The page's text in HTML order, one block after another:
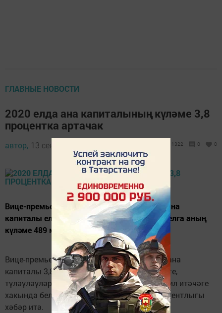
ГЛАВНЫЕ НОВОСТИ
2020 елда ана капиталының күләме 3,8
процентка артачак
автор, 13 сентябрь 2019 - 14:24 1322 0 0
Вице-премьер Татьяна Голикова әйтүенчә, ана
капиталы ел саен арттырылачак һәм 2021 елга аның
күләме 489 мең сумга җитәчәк.
Вице-премьер Татьяна Голикова 2020 елда ана
капиталы 3,8 процентка индексацияләнәчәге,
түләүләүләрнең күләме 466,6 мең сум тәшкил итәчәге
хакында белдерде. Бу хакта «Интерфакс» агентлыгы
хәбәр итә.